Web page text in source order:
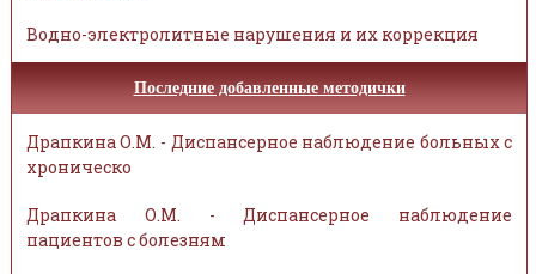
Водно-электролитные нарушения и их коррекция
Последние добавленные методички
Драпкина О.М. - Диспансерное наблюдение больных с
хроническо
Драпкина О.М. - Диспансерное наблюдение
пациентов с болезням